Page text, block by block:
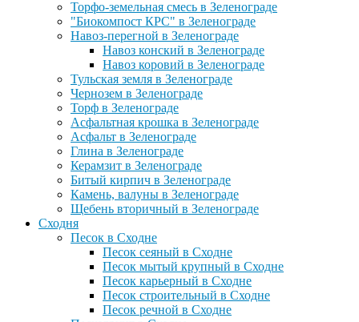
Торфо-земельная смесь в Зеленограде
"Биокомпост КРС" в Зеленограде
Навоз-перегной в Зеленограде
Навоз конский в Зеленограде
Навоз коровий в Зеленограде
Тульская земля в Зеленограде
Чернозем в Зеленограде
Торф в Зеленограде
Асфальтная крошка в Зеленограде
Асфальт в Зеленограде
Глина в Зеленограде
Керамзит в Зеленограде
Битый кирпич в Зеленограде
Камень, валуны в Зеленограде
Щебень вторичный в Зеленограде
Сходня
Песок в Сходне
Песок сеяный в Сходне
Песок мытый крупный в Сходне
Песок карьерный в Сходне
Песок строительный в Сходне
Песок речной в Сходне